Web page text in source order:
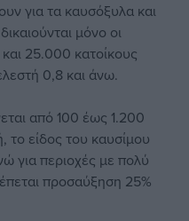
για τα καυσόξυλα και
μόνο οι
25.000 κατοίκους
0,8 και άνω.
από 100 έως 1.200
το είδος του καυσίμου
για περιοχές με πολύ
προσαύξηση 25%